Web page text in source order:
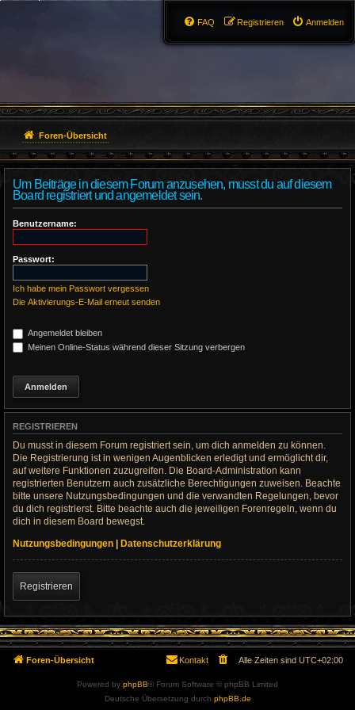
Anmelden
Registrieren
FAQ
Foren-Übersicht
Um Beiträge in diesem Forum anzusehen, musst du auf diesem
Board registriert und angemeldet sein.
Benutzername:
Passwort:
Ich habe mein Passwort vergessen
Die Aktivierungs-E-Mail erneut senden
Angemeldet bleiben
Meinen Online-Status während dieser Sitzung verbergen
REGISTRIEREN
Du musst in diesem Forum registriert sein, um dich anmelden zu können.
Die Registrierung ist in wenigen Augenblicken erledigt und ermöglicht dir,
auf weitere Funktionen zuzugreifen. Die Board-Administration kann
registrierten Benutzern auch zusätzliche Berechtigungen zuweisen. Beachte
bitte unsere Nutzungsbedingungen und die verwandten Regelungen, bevor
du dich registrierst. Bitte beachte auch die jeweiligen Forenregeln, wenn du
dich in diesem Board bewegst.
Nutzungsbedingungen | Datenschutzerklärung
Registrieren
Foren-Übersicht Alle Zeiten sind UTC+02:00
Kontakt
Powered by phpBB® Forum Software © phpBB Limited
Deutsche Übersetzung durch phpBB.de